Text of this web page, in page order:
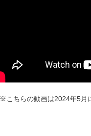
※こちらの動画は2024年5月